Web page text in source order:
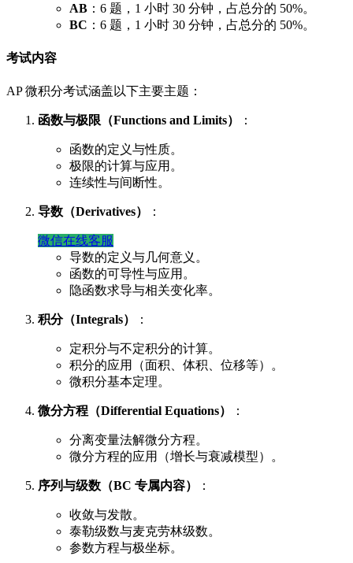
AB ：6 题，1 小时 30 分钟，占总分的 50%。
BC ：6 题，1 小时 30 分钟，占总分的 50%。
考试内容
AP 微积分考试涵盖以下主要主题：
函数与极限（Functions and Limits） ：
函数的定义与性质。
极限的计算与应用。
连续性与间断性。
导数（Derivatives） ：
微信在线客服
导数的定义与几何意义。
函数的可导性与应用。
隐函数求导与相关变化率。
积分（Integrals） ：
定积分与不定积分的计算。
积分的应用（面积、体积、位移等）。
微积分基本定理。
微分方程（Differential Equations） ：
分离变量法解微分方程。
微分方程的应用（增长与衰减模型）。
序列与级数（BC 专属内容） ：
收敛与发散。
泰勒级数与麦克劳林级数。
参数方程与极坐标。